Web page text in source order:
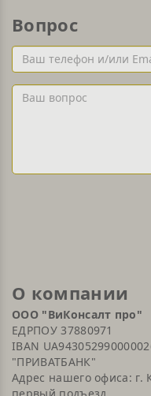
Вопрос
Ваш
телефон
и/
или
Ваш
вопрос
О компании
ООО "ВиКонсалт про"
ЕДРПОУ 37880971
IBAN
"ПРИВАТБАНК"
Адрес нашего офиса: г.